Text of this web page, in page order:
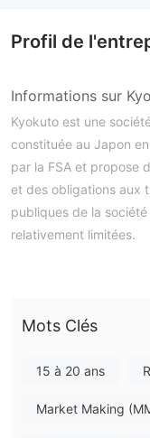
Profil de
Informations sur
Kyokuto est une
constituée au Japon
par la FSA et propose
et des obligations aux
publiques de la
relativement limitées.
Avantages et
Que puis-je trader
d'investissement
Types de compte
Mots Clés
15 à 20 ans
Market Making